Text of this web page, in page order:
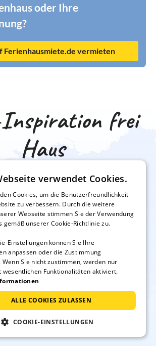
oder Ihre
Ferienhausmiete.de vermieten
Inspiration frei
Haus
Angebote für traumhafte
tolle Gewinnspiele und
per E-Mail den Newsletter der
Die Anmeldung kann ich jederzeit
Newsletter abonnieren
verwendet Cookies.
Cookies, um die Benutzerfreundlichkeit
zu verbessern. Durch die weitere
Webseite stimmen Sie der Verwendung
gemäß unserer Cookie-Richtlinie zu.
Einstellungen können Sie Ihre
anpassen oder die Zustimmung
Sie nicht zustimmen, werden nur
wesentlichen Funktionalitäten aktiviert.
ALLE COOKIES ZULASSEN
COOKIE-EINSTELLUNGEN